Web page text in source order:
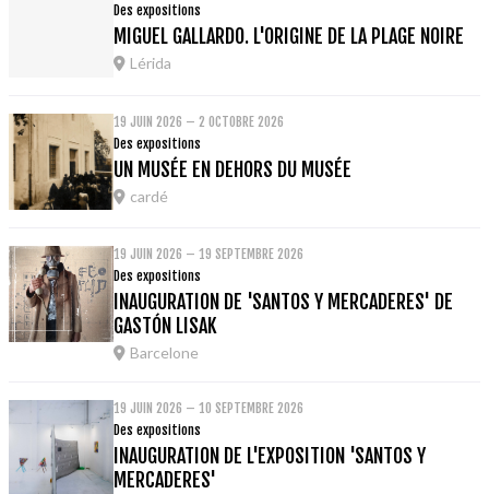
Des expositions
MIGUEL GALLARDO. L'ORIGINE DE LA PLAGE NOIRE
Lérida
19 JUIN 2026 – 2 OCTOBRE 2026
Des expositions
UN MUSÉE EN DEHORS DU MUSÉE
cardé
19 JUIN 2026 – 19 SEPTEMBRE 2026
Des expositions
INAUGURATION DE 'SANTOS Y MERCADERES' DE
GASTÓN LISAK
Barcelone
19 JUIN 2026 – 10 SEPTEMBRE 2026
Des expositions
INAUGURATION DE L'EXPOSITION 'SANTOS Y
MERCADERES'